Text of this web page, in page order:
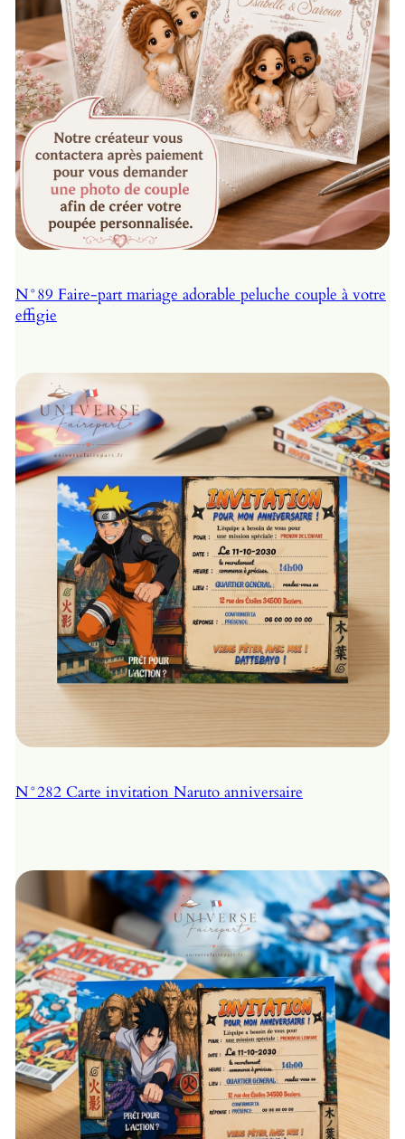
N°89 Faire-part mariage adorable peluche couple à votre
effigie
N°282 Carte invitation Naruto anniversaire